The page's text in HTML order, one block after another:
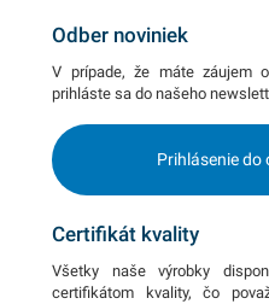
Odber noviniek
V prípade, že máte záujem
prihláste sa do našeho
Prihlásenie do
Certifikát kvality
Všetky naše výrobky
certifikátom kvality, čo